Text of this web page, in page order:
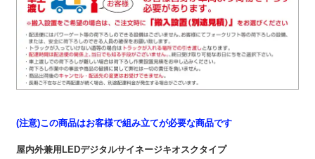
(注意)この商品はお客様で組み立てが必要な商品です
屋内外兼用LEDデジタルサイネージキオスクタイプ